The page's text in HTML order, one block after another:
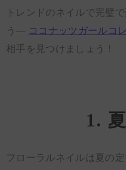
トレンドのネイルで完璧
う— ココナッツガールコ
相手を見つけましょう！
1.
フローラルネイルは夏の